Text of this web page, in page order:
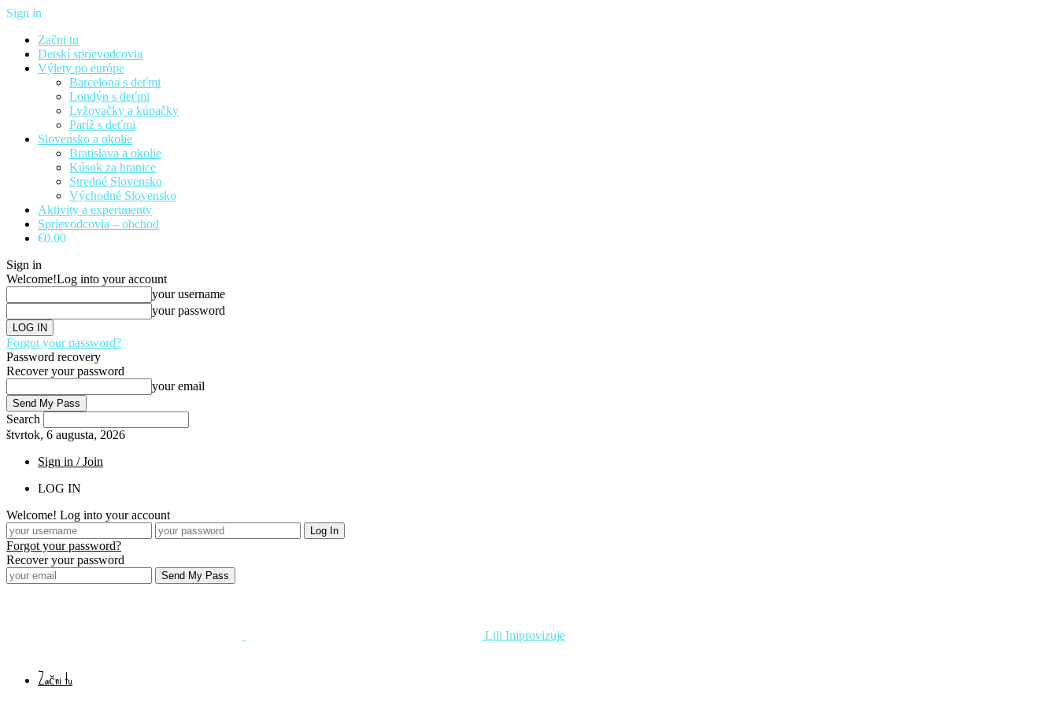
Sign in
Začni tu
Detskí sprievodcovia
Výlety po európe
Barcelona s deťmi
Londýn s deťmi
Lyžovačky a kúpačky
Paríž s deťmi
Slovensko a okolie
Bratislava a okolie
Kúsok za hranice
Stredné Slovensko
Východné Slovensko
Aktivity a experimenty
Sprievodcovia – obchod
€0.00
Sign in
Welcome!Log into your account
your username
your password
Forgot your password?
Password recovery
Recover your password
your email
Search
štvrtok, 6 augusta, 2026
Sign in / Join
LOG IN
Welcome! Log into your account
Forgot your password?
Recover your password
Lili Improvizuje
Začni tu